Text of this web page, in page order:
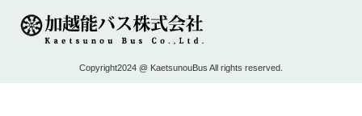
Copyright2024 @ KaetsunouBus All rights reserved.